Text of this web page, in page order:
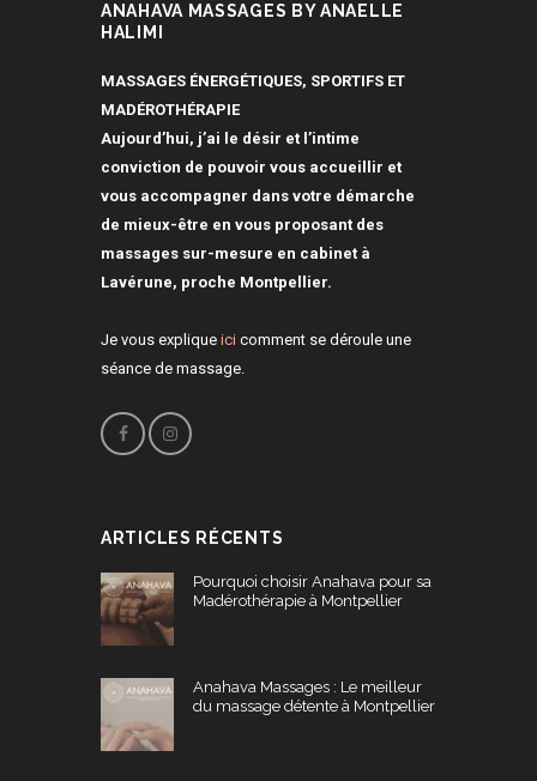
ANAHAVA MASSAGES BY ANAELLE
HALIMI
MASSAGES ÉNERGÉTIQUES, SPORTIFS ET
MADÉROTHÉRAPIE
Aujourd’hui, j’ai le désir et l’intime
conviction de pouvoir vous accueillir et
vous accompagner dans votre démarche
de mieux-être en vous proposant des
massages sur-mesure en cabinet à
Lavérune, proche Montpellier.
Je vous explique ici comment se déroule une
séance de massage.
ARTICLES RÉCENTS
Pourquoi choisir Anahava pour sa
Madérothérapie à Montpellier
Anahava Massages : Le meilleur
du massage détente à Montpellier